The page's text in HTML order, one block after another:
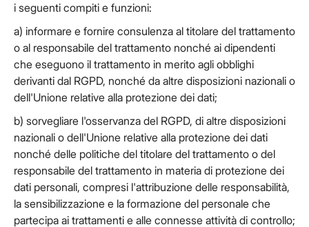
i seguenti compiti e funzioni:
a) informare e fornire consulenza al titolare del trattamento
o al responsabile del trattamento nonché ai dipendenti
che eseguono il trattamento in merito agli obblighi
derivanti dal RGPD, nonché da altre disposizioni nazionali o
dell'Unione relative alla protezione dei dati;
b) sorvegliare l'osservanza del RGPD, di altre disposizioni
nazionali o dell'Unione relative alla protezione dei dati
nonché delle politiche del titolare del trattamento o del
responsabile del trattamento in materia di protezione dei
dati personali, compresi l'attribuzione delle responsabilità,
la sensibilizzazione e la formazione del personale che
partecipa ai trattamenti e alle connesse attività di controllo;